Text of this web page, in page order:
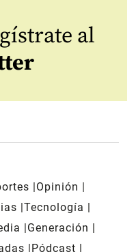
al
Opinión
Tecnología
Generación
Pódcast